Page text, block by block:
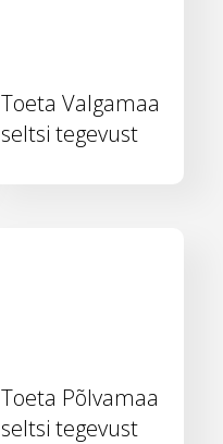
Toeta Valgamaa
seltsi tegevust
Toeta Põlvamaa
seltsi tegevust